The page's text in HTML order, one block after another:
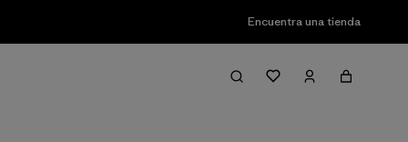
Encuentra una tienda
Filter & Sort